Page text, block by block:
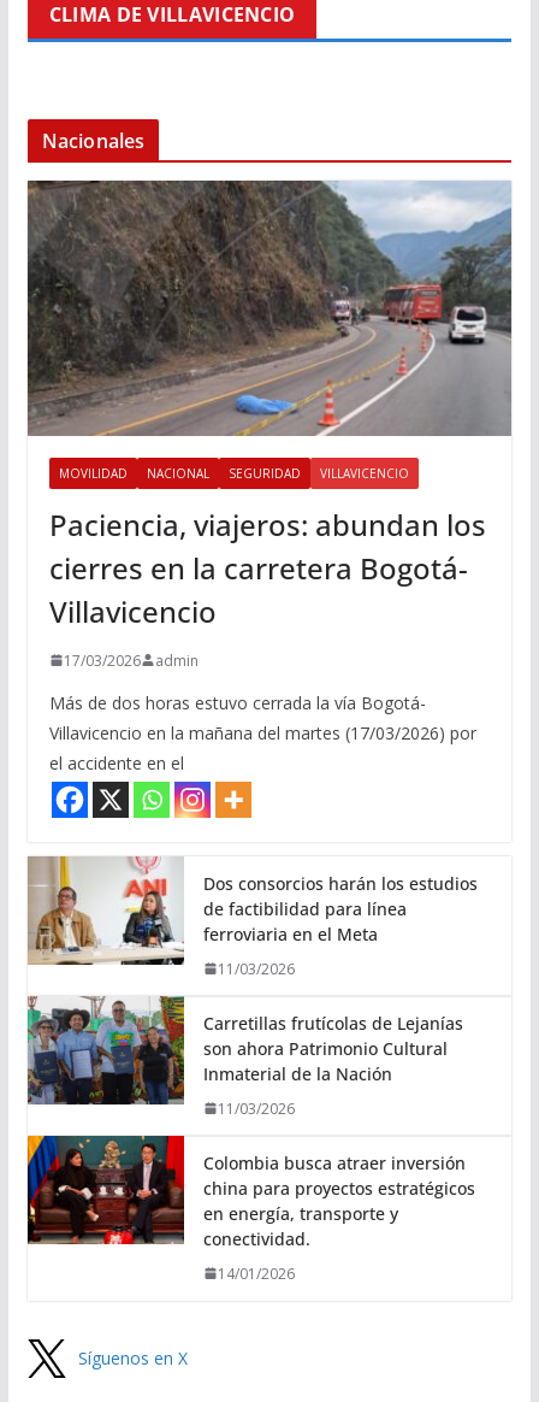
CLIMA DE VILLAVICENCIO
Nacionales
MOVILIDAD NACIONAL SEGURIDAD VILLAVICENCIO
Paciencia, viajeros: abundan los
cierres en la carretera Bogotá-
Villavicencio
17/03/2026 admin
Más de dos horas estuvo cerrada la vía Bogotá-
Villavicencio en la mañana del martes (17/03/2026) por
el accidente en el
Dos consorcios harán los estudios
de factibilidad para línea
ferroviaria en el Meta
11/03/2026
Carretillas frutícolas de Lejanías
son ahora Patrimonio Cultural
Inmaterial de la Nación
11/03/2026
Colombia busca atraer inversión
china para proyectos estratégicos
en energía, transporte y
conectividad.
14/01/2026
Síguenos en X